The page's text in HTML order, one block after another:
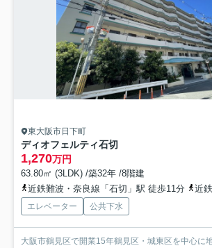
東大阪市日下町
ディオフェルティ石切
1,270万円
63.80㎡ (3LDK) /築32年 /8階建
近鉄難波・奈良線「石切」駅 徒歩11分
近鉄け
エレベーター 公共下水
大阪市鶴見区で開業15年鶴見区・城東区を中心に